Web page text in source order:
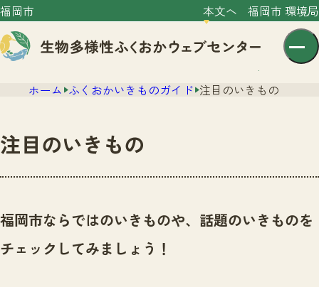
福岡市 本文へ 福岡市 環境局
センター紹介
センター紹介TOP
サイトポリシー
ニュース
いきものガイド
ホーム ふくおかいきものガイド 注目のいきもの
注目のいきもの
福岡市ならではのいきものや、話題のいきものを
チェックしてみましょう！